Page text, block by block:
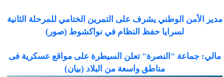
مدير الأمن الوطني يشرف على التمرين الختامي للمرحلة الثانية
لسرايا حفظ النظام في نواكشوط (صور)
مالي: جماعة "النصرة" تعلن السيطرة على مواقع عسكرية فى
مناطق واسعة من البلاد (بيان)